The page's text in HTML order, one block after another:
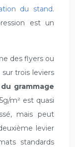
du stand.
est un
des flyers ou
trois leviers
grammage
m² est quasi
mais peut
levier
standards